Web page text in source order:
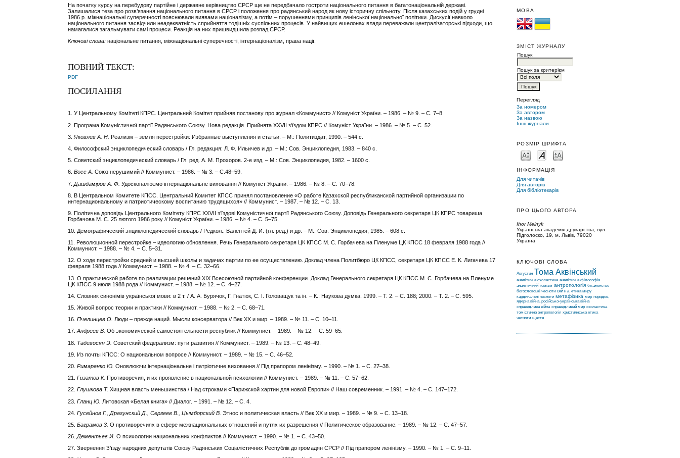
МОВА
ЗМІСТ ЖУРНАЛУ
Пошук
Пошук за критерієм
Перегляд
За номером
За автором
За назвою
Інші журнали
РОЗМІР ШРИФТА
ІНФОРМАЦІЯ
Для читачів
Для авторів
Для бібліотекарів
ПРО ЦЬОГО АВТОРА
Ihor Melnyk
Українська академія друкарства, вул.
Підголоско, 19, м. Львів, 79020
Україна
КЛЮЧОВІ СЛОВА
Августин Тома Аквінський
аналітична схоластика аналітична філософія
аналітичний томізм антропологія блаженство
богословські чесноти війна етика миру
кардинальні чесноти метафізика мир порядок,
ядерна війна, російсько-українська війна
справедлива війна справедливий мир схоластика
томістична антропологія християнська етика
чесноти щастя
На початку курсу на перебудову партійне і державне керівництво СРСР ще не передбачало гостроти національного питання в багатонаціональній державі.
Залишалися теза про розв’язання національного питання в СРСР і положення про радянський народ як нову історичну спільноту. Після казахських подій у грудні
1986 р. міжнаціональні суперечності пояснювали виявами націоналізму, а потім– порушеннями принципів ленінської національної політики. Дискусії навколо
національного питання засвідчили неадекватність сприйняття тодішніх суспільних процесів. У найвищих ешелонах влади переважали централізаторські підходи, що
намагалися загальмувати самі процеси. Реакція на них пришвидшила розпад СРСР.
Ключові слова: національне питання, міжнаціональні суперечності, інтернаціоналізм, права нації.
ПОВНИЙ ТЕКСТ:
PDF
ПОСИЛАННЯ
1. У Центральному Комітеті КПРС. Центральний Комітет прийняв постанову про журнал «Коммунист» // Комуніст України.– 1986.– № 9.–С. 7–8.
2. Програма Комуністичної партії Радянського Союзу. Нова редакція. Прийнята XXVII з'їздом КПРС // Комуніст України.– 1986.– № 5.– С. 52.
3.Яковлев А. Н. Реализм–земля перестройки: Избранные выступления и статьи. – М.: Политиздат, 1990. – 544 с.
4. Философский энциклопедический словарь / Гл. редакция: Л. Ф. Ильичев и др. – М.: Сов. Энциклопедия, 1983. – 840 с.
5. Советский энциклопедический словарь / Гл. ред. А. М. Прохоров. 2-е изд. – М.: Сов. Энциклопедия, 1982. – 1600 с.
6.Восс А. Союз нерушимий // Коммунист. – 1986. – № 3. – С.48–59.
7.Дашдаміров А. Ф. Удосконалюємо інтернаціональне виховання // Комуніст України. – 1986. – № 8. – С. 70–78.
8. В Центральном Комитете КПСС. Центральний Комитет КПСС принял постановление «О работе Казахской республиканской партийной организации по
интернациональному и патриотическому воспитанию трудящихся» // Коммунист. – 1987. – № 12. – С. 13.
9. Політична доповідь Центрального Комітету КПРС XXVII з’їздові Комуністичної партії Радянського Союзу. Доповідь Генерального секретаря ЦК КПРС товариша
Горбачова М. С. 25 лютого 1986 року // Комуніст України. – 1986. – № 4. – С. 5–75.
10. Демографический энциклопедический словарь / Редкол.: Валентей Д. И. (гл. ред.) и др. – М.: Сов. Энциклопедия, 1985. – 608 с.
11. Революционной перестройке – идеологию обновлення. Речь Генерального секретаря ЦК КПСС М. С. Горбачева на Пленуме ЦК КПСС 18 февраля 1988 года //
Коммунист. – 1988. – № 4. – С. 5–31.
12. О ходе перестройки средней и высшей школы и задачах партии по ее осуществлению. Доклад члена Политбюро ЦК КПСС, секретаря ЦК КПСС Е. К. Лигачева 17
февраля 1988 года // Коммунист. – 1988. – № 4. – С. 32–66.
13. О практической работе по реализации решений XIX Всесоюзной партийной конференции. Доклад Генерального секретаря ЦК КПСС М. С. Горбачева на Пленуме
ЦК КПСС 9 июля 1988 рода // Коммунист. – 1988. – № 12. – С. 4–27.
14. Словник синонімів української мови: в 2 т. / А. А. Бурячок, Г. Гнатюк, С. І. Головащук та ін. – К.: Наукова думка, 1999. – Т. 2. – С. 188; 2000. – Т. 2. – С. 595.
15. Живой вопрос теории и практики // Коммунист. – 1988. – № 2. – С. 68–71.
16.Пчелинцев О. Люди – прежде наций. Мысли консерватора // Век XX и мир. – 1989. – № 11. – С. 10–11.
17.Андреев В. Об экономической самостоятельности республик // Коммунист. – 1989. – № 12. – С. 59–65.
18. Тадевосян Э. Советский федерализм: пути развития // Коммунист. – 1989. – № 13. – С. 48–49.
19. Из почты КПСС: О национальном вопросе // Коммунист. – 1989. – № 15. – С. 46–52.
20.Римаренко Ю. Оновлюючи інтернаціональне і патріотичне виховання // Під прапором ленінізму. – 1990. – № 1. – С. 27–38.
21.Гизатов К. Противоречия, и их проявление в национальной психологии // Коммунист. – 1989. – № 11. – С. 57–62.
22.Глушкова Т. Хищная власть меньшинства / Над строками «Парижской хартии для новой Европи» // Наш современник. – 1991. – № 4. – С. 147–172.
23.Гланц Ю. Литовская «Белая книга» // Диалог. – 1991. – № 12. – С. 4.
24.Гусейнов Г., Драгунский Д., Сергеев В., Цымборский В. Этнос и политическая власть // Век XX и мир. – 1989. – № 9. – С. 13–18.
25.Баграмов 3. О противоречиях в сфере межнациональных отношений и путях их разрешения // Политическое образование. – 1989. – № 12. – С. 47–57.
26.Дементьев И. О психологии национальних конфликтов // Коммунист. – 1990. – № 1. – С. 43–50.
27. Звернення З’їзду народних депутатів Союзу Радянських Соціалістичних Республік до громадян СРСР // Під прапором ленінізму. – 1990. – № 1. – С. 9–11.